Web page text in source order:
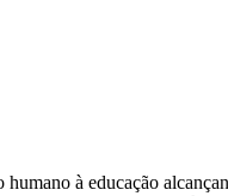
à educação